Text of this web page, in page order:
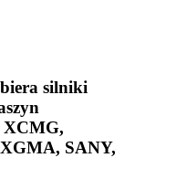
silniki
XCMG,
SANY,